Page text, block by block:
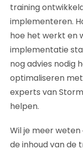
training
implementeren.
hoe het werkt en
implementatie
nog advies nodig
optimaliseren
experts van
helpen.
Wil je meer
de inhoud van de